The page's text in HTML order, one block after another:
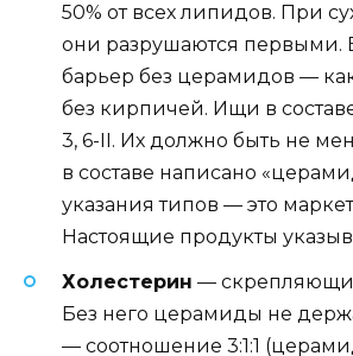
50% от всех липидов. При
они разрушаются первыми.
барьер без церамидов —
без кирпичей. Ищи в
3, 6-II. Их должно быть не
в составе написано
указания типов — это
Настоящие продукты
Холестерин —
Без него церамиды не
— соотношение 3:1:1